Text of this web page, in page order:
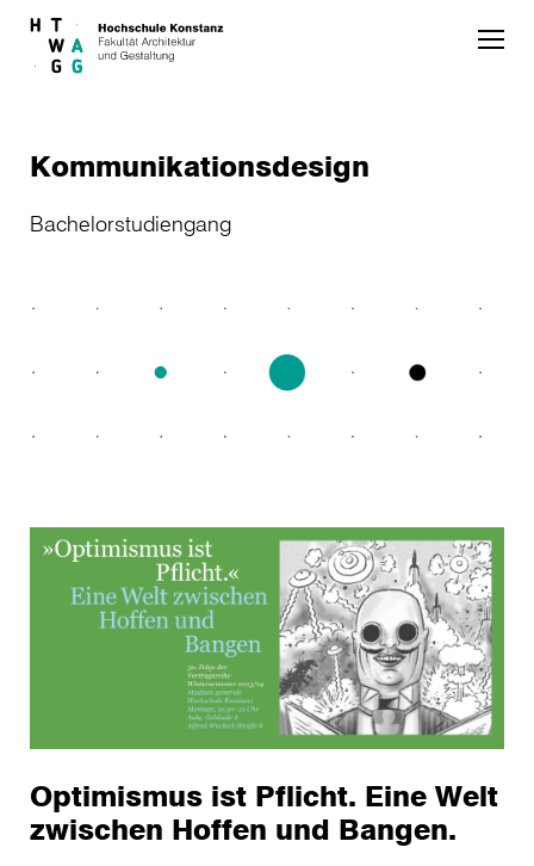
Skip to main content
Kommunikationsdesign
Bachelorstudiengang
Optimismus ist Pflicht. Eine Welt
zwischen Hoffen und Bangen.